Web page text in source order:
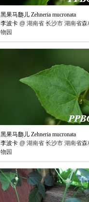
黑果马瓟儿 Zehneria mucronata
李波卡 @ 湖南省 长沙市 湖南省森
物园
黑果马瓟儿 Zehneria mucronata
李波卡 @ 湖南省 长沙市 湖南省森
物园